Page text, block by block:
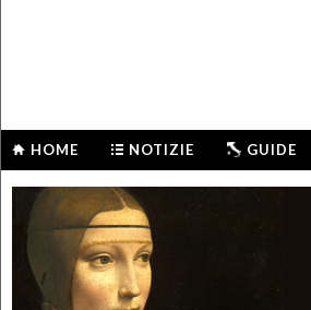
HOME NOTIZIE GUIDE